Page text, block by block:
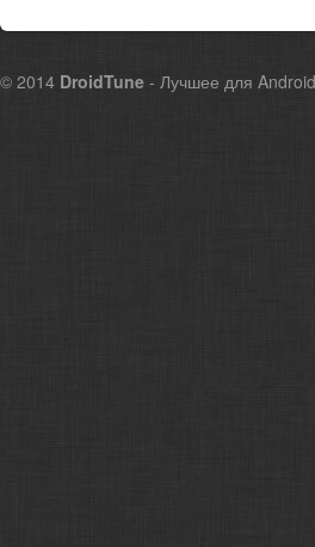
© 2014 DroidTune - Лучшее для